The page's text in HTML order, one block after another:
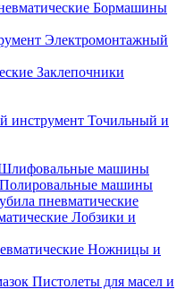
Бормашины
Электромонтажный
Заклепочники
Точильный и
машины
Полировальные машины
пневматические
Лобзики и
Ножницы и
Пистолеты для масел и